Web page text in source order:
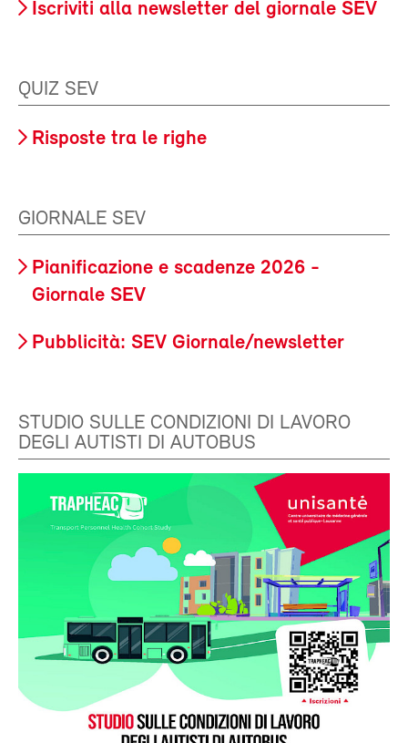
Iscriviti alla newsletter del giornale SEV
QUIZ SEV
Risposte tra le righe
GIORNALE SEV
Pianificazione e scadenze 2026 -
Giornale SEV
Pubblicità: SEV Giornale/newsletter
STUDIO SULLE CONDIZIONI DI LAVORO
DEGLI AUTISTI DI AUTOBUS